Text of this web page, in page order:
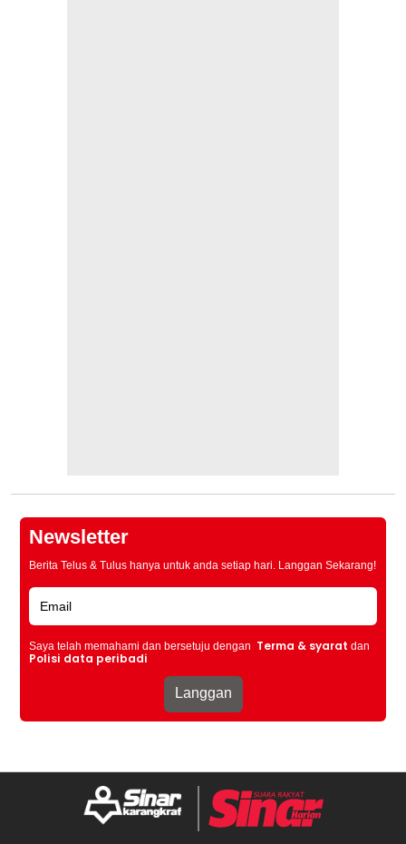
Newsletter
Berita Telus & Tulus hanya untuk anda setiap hari. Langgan Sekarang!
Saya telah memahami dan bersetuju dengan Terma & syarat dan
Polisi data peribadi